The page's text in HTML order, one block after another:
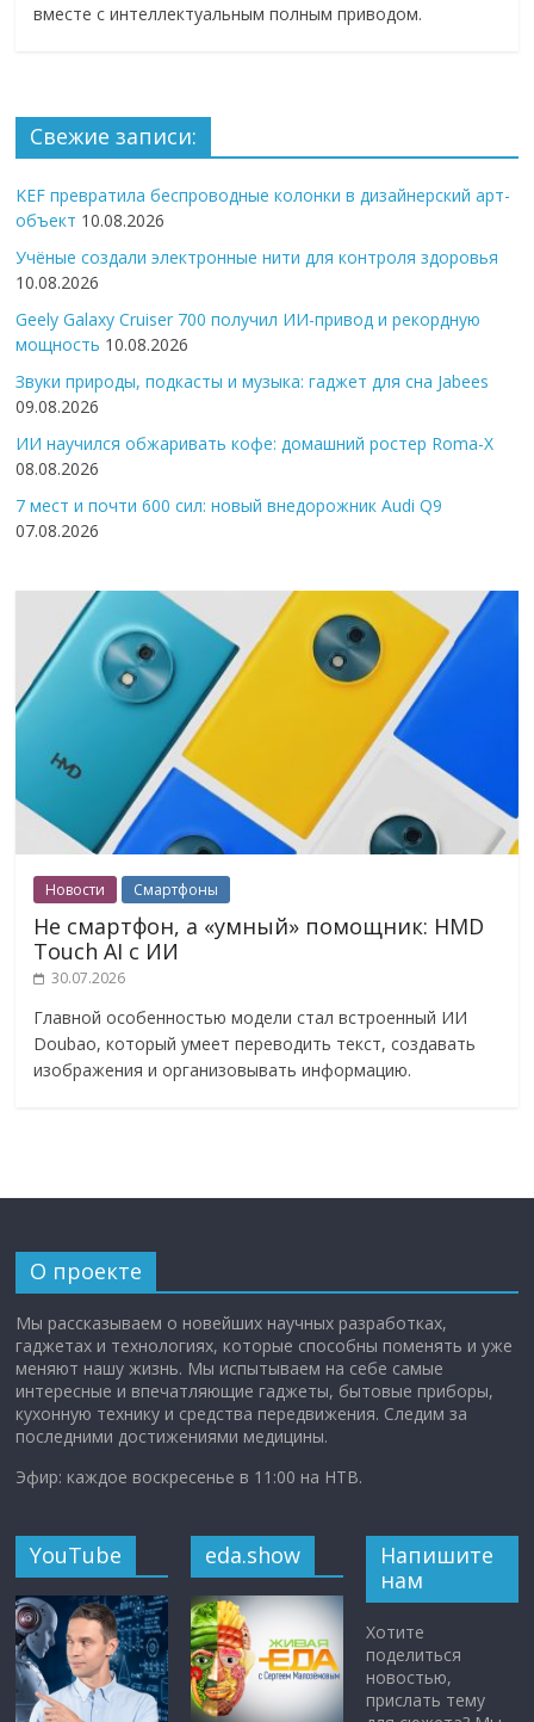
вместе с интеллектуальным полным приводом.
Свежие записи:
KEF превратила беспроводные колонки в дизайнерский арт-
объект 10.08.2026
Учёные создали электронные нити для контроля здоровья
10.08.2026
Geely Galaxy Cruiser 700 получил ИИ-привод и рекордную
мощность 10.08.2026
Звуки природы, подкасты и музыка: гаджет для сна Jabees
09.08.2026
ИИ научился обжаривать кофе: домашний ростер Roma-X
08.08.2026
7 мест и почти 600 сил: новый внедорожник Audi Q9
07.08.2026
Новости Смартфоны
Не смартфон, а «умный» помощник: HMD
Touch AI с ИИ
30.07.2026
Главной особенностью модели стал встроенный ИИ
Doubao, который умеет переводить текст, создавать
изображения и организовывать информацию.
О проекте
Мы рассказываем о новейших научных разработках,
гаджетах и технологиях, которые способны поменять и уже
меняют нашу жизнь. Мы испытываем на себе самые
интересные и впечатляющие гаджеты, бытовые приборы,
кухонную технику и средства передвижения. Следим за
последними достижениями медицины.
Эфир: каждое воскресенье в 11:00 на НТВ.
YouTube eda.show
Напишите
нам
Хотите
поделиться
новостью,
прислать тему